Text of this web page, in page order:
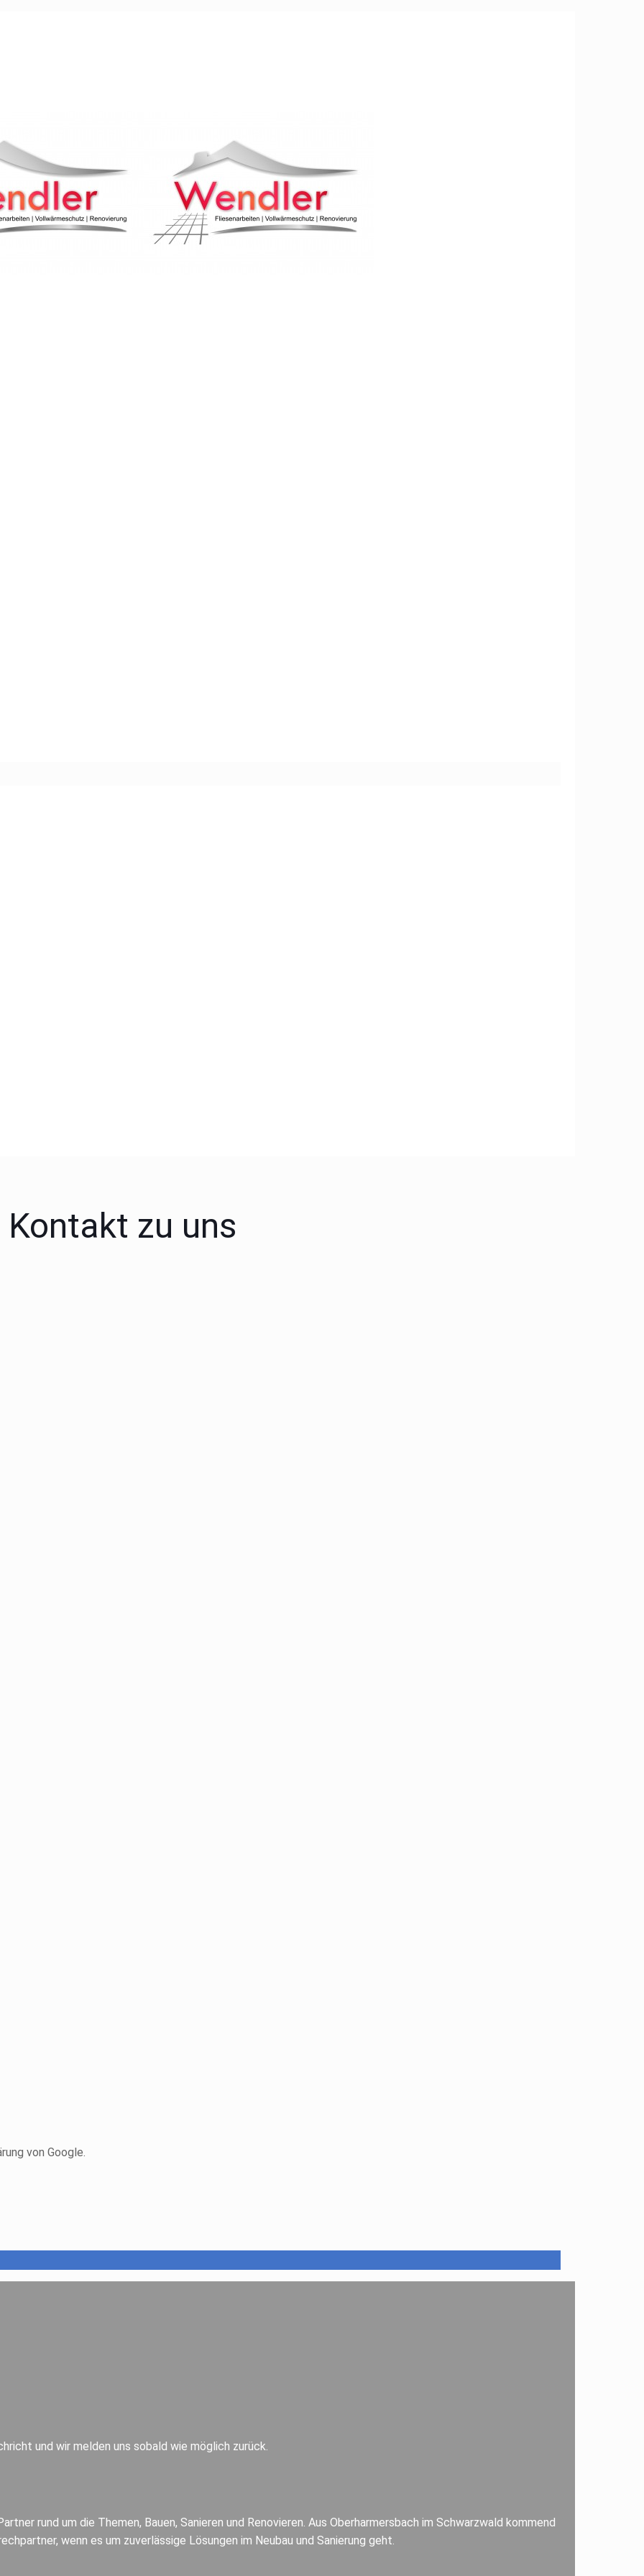
Kontakt zu uns
von Google.
und wir melden uns sobald wie möglich zurück.
rund um die Themen, Bauen, Sanieren und Renovieren. Aus Oberharmersbach im Schwarzwald kommend
wenn es um zuverlässige Lösungen im Neubau und Sanierung geht.